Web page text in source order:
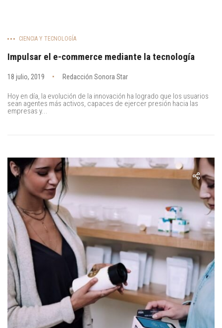
CIENCIA Y TECNOLOGÍA
Impulsar el e-commerce mediante la tecnología
18 julio, 2019 Redacción Sonora Star
Hoy en día, la evolución de la innovación ha logrado que los usuarios
sean agentes más activos, capaces de ejercer presión hacia las
empresas y...